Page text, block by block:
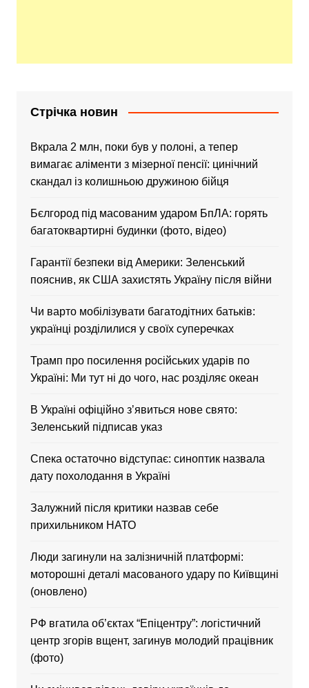
Стрічка новин
Вкрала 2 млн, поки був у полоні, а тепер
вимагає аліменти з мізерної пенсії: цинічний
скандал із колишньою дружиною бійця
Бєлгород під масованим ударом БпЛА: горять
багатоквартирні будинки (фото, відео)
Гарантії безпеки від Америки: Зеленський
пояснив, як США захистять Україну після війни
Чи варто мобілізувати багатодітних батьків:
українці розділилися у своїх суперечках
Трамп про посилення російських ударів по
Україні: Ми тут ні до чого, нас розділяє океан
В Україні офіційно зʼявиться нове свято:
Зеленський підписав указ
Спека остаточно відступає: синоптик назвала
дату похолодання в Україні
Залужний після критики назвав себе
прихильником НАТО
Люди загинули на залізничній платформі:
моторошні деталі масованого удару по Київщині
(оновлено)
РФ вгатила об’єктах “Епіцентру”: логістичний
центр згорів вщент, загинув молодий працівник
(фото)